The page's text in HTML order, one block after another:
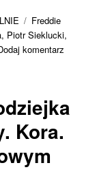
Tagi
Freddie
, Piotr Sieklucki,
komentarz
żyje
Kora.